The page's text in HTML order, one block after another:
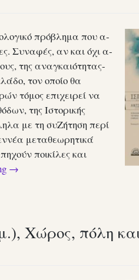
πρόβλημα που α­
Συναφές, αν και όχι α­
της αναγκαιότητας-
τον οποίο θα
τόμος επιχειρεί να
της Ιστορικής
με τη συΖήτηση περί
μεταθεωρητικά
ποικίλες και
→
Χώρος, πόλη